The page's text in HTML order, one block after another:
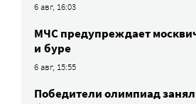
6 авг, 16:03
МЧС предупреждает
и буре
6 авг, 15:55
Победители олимпиад